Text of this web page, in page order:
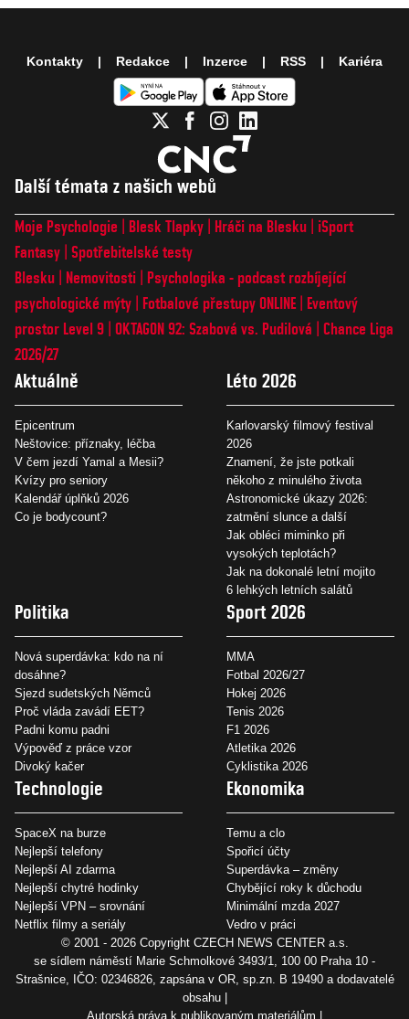
Další témata z našich webů
Moje Psychologie Blesk Tlapky Hráči na Blesku
iSport
Fantasy Spotřebitelské testy
Blesku
Nemovitosti
Psychologika - podcast rozbíjející
psychologické mýty
Fotbalové přestupy ONLINE
Eventový
prostor Level 9 OKTAGON 92: Szabová vs. Pudilová
Chance Liga
2026/27
Aktuálně
Epicentrum
Neštovice: příznaky, léčba
V čem jezdí Yamal a Mesii?
Kvízy pro seniory
Kalendář úplňků 2026
Co je bodycount?
Léto 2026
Karlovarský filmový festival
2026
Znamení, že jste potkali
někoho z minulého života
Astronomické úkazy 2026:
zatmění slunce a další
Jak obléci miminko při
vysokých teplotách?
Jak na dokonalé letní mojito
6 lehkých letních salátů
Politika
Nová superdávka: kdo na ní
dosáhne?
Sjezd sudetských Němců
Proč vláda zavádí EET?
Padni komu padni
Výpověď z práce vzor
Divoký kačer
Sport 2026
MMA
Fotbal 2026/27
Hokej 2026
Tenis 2026
F1 2026
Atletika 2026
Cyklistika 2026
Technologie
SpaceX na burze
Nejlepší telefony
Nejlepší AI zdarma
Nejlepší chytré hodinky
Nejlepší VPN – srovnání
Netflix filmy a seriály
Ekonomika
Temu a clo
Spořicí účty
Superdávka – změny
Chybějící roky k důchodu
Minimální mzda 2027
Vedro v práci
Kontakty Redakce Inzerce RSS Kariéra
© 2001 - 2026 Copyright CZECH NEWS CENTER a.s.
se sídlem náměstí Marie Schmolkové 3493/1, 100 00 Praha 10 -
Strašnice, IČO: 02346826, zapsána v OR, sp.zn. B 19490 a dodavatelé
obsahu
Autorská práva k publikovaným materiálům